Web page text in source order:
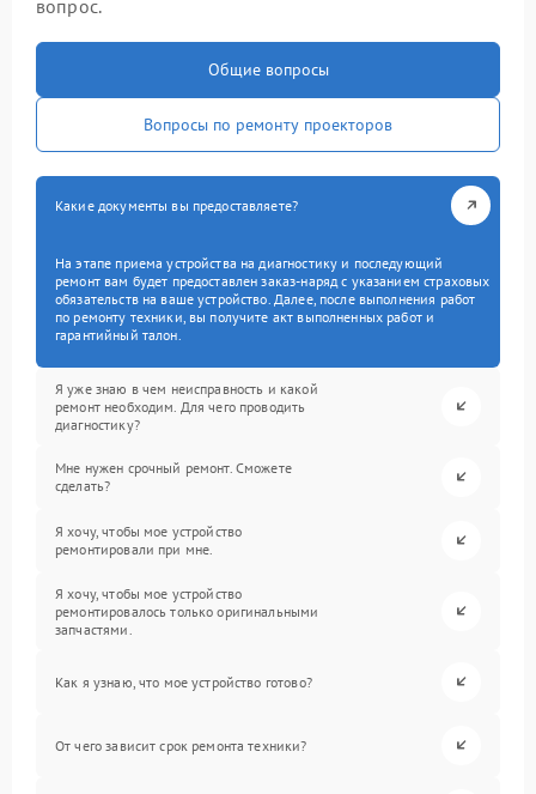
вопрос.
Общие вопросы
Вопросы по ремонту проекторов
Какие документы вы предоставляете?
На этапе приема устройства на диагностику и последующий
ремонт вам будет предоставлен заказ-наряд с указанием страховых
обязательств на ваше устройство. Далее, после выполнения работ
по ремонту техники, вы получите акт выполненных работ и
гарантийный талон.
Я уже знаю в чем неисправность и какой
ремонт необходим. Для чего проводить
диагностику?
Мне нужен срочный ремонт. Сможете
сделать?
Я хочу, чтобы мое устройство
ремонтировали при мне.
Я хочу, чтобы мое устройство
ремонтировалось только оригинальными
запчастями.
Как я узнаю, что мое устройство готово?
От чего зависит срок ремонта техники?